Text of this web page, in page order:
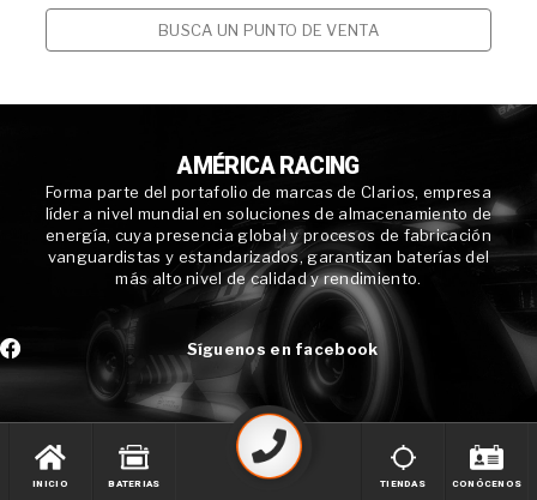
BUSCA UN PUNTO DE VENTA
AMÉRICA RACING
Forma parte del portafolio de marcas de Clarios, empresa
líder a nivel mundial en soluciones de almacenamiento de
energía, cuya presencia global y procesos de fabricación
vanguardistas y estandarizados, garantizan baterías del
más alto nivel de calidad y rendimiento.
Síguenos en facebook
INICIO BATERIAS TIENDAS CONÓCENOS